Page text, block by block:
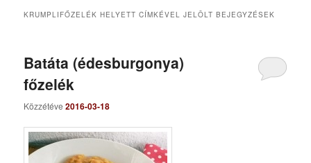
elsődleges
másodlagos
KRUMPLIFŐZELÉK HELYETT CÍMKÉVEL JELÖLT BEJEGYZÉSEK
Batáta (édesburgonya)
főzelék
Közzétéve2016-03-18